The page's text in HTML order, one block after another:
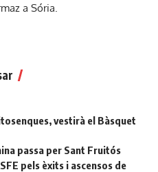
a Sória.
vestirà el Bàsquet
passa per Sant Fruitós
pels èxits i ascensos de